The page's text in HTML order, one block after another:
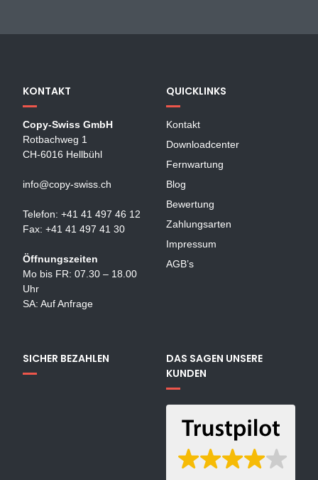
KONTAKT
Copy-Swiss GmbH
Rotbachweg 1
CH-6016 Hellbühl
info@copy-swiss.ch
Telefon: +41 41 497 46 12
Fax: +41 41 497 41 30
Öffnungszeiten
Mo bis FR: 07.30 – 18.00
Uhr
SA: Auf Anfrage
QUICKLINKS
Kontakt
Downloadcenter
Fernwartung
Blog
Bewertung
Zahlungsarten
Impressum
AGB’s
SICHER BEZAHLEN
DAS SAGEN UNSERE
KUNDEN